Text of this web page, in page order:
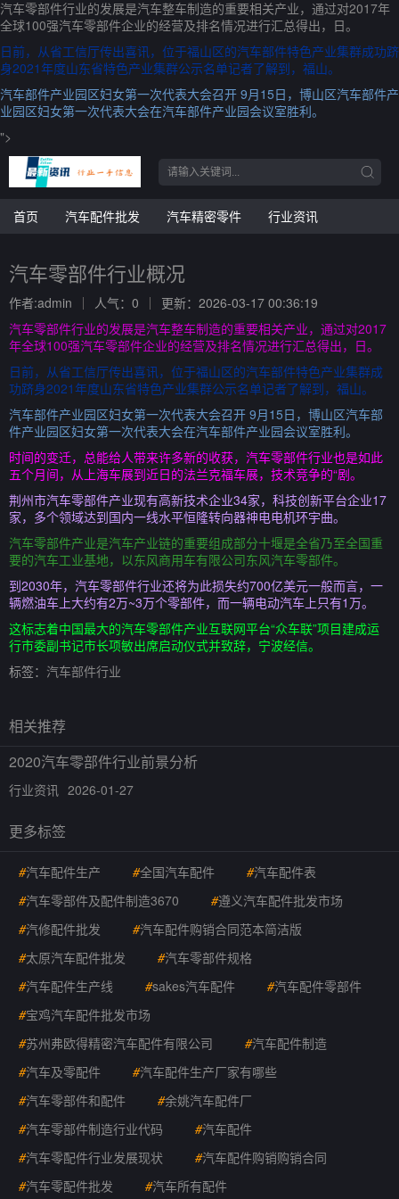
汽车零部件行业的发展是汽车整车制造的重要相关产业，通过对2017年
全球100强汽车零部件企业的经营及排名情况进行汇总得出，日。
日前，从省工信厅传出喜讯，位于福山区的汽车部件特色产业集群成功跻
身2021年度山东省特色产业集群公示名单记者了解到，福山。
汽车部件产业园区妇女第一次代表大会召开 9月15日，博山区汽车部件产
业园区妇女第一次代表大会在汽车部件产业园会议室胜利。
">
首页 汽车配件批发 汽车精密零件 行业资讯
汽车零部件行业概况
作者:admin 人气：0
更新：2026-03-17 00:36:19
汽车零部件行业的发展是汽车整车制造的重要相关产业，通过对2017
年全球100强汽车零部件企业的经营及排名情况进行汇总得出，日。
日前，从省工信厅传出喜讯，位于福山区的汽车部件特色产业集群成
功跻身2021年度山东省特色产业集群公示名单记者了解到，福山。
汽车部件产业园区妇女第一次代表大会召开 9月15日，博山区汽车部
件产业园区妇女第一次代表大会在汽车部件产业园会议室胜利。
时间的变迁，总能给人带来许多新的收获，汽车零部件行业也是如此
五个月间，从上海车展到近日的法兰克福车展，技术竞争的“剧。
荆州市汽车零部件产业现有高新技术企业34家，科技创新平台企业17
家，多个领域达到国内一线水平恒隆转向器神电电机环宇曲。
汽车零部件产业是汽车产业链的重要组成部分十堰是全省乃至全国重
要的汽车工业基地，以东风商用车有限公司东风汽车零部件。
到2030年，汽车零部件行业还将为此损失约700亿美元一般而言，一
辆燃油车上大约有2万~3万个零部件，而一辆电动汽车上只有1万。
这标志着中国最大的汽车零部件产业互联网平台“众车联”项目建成运
行市委副书记市长项敏出席启动仪式并致辞，宁波经信。
标签： 汽车部件行业
相关推荐
2020汽车零部件行业前景分析
行业资讯 2026-01-27
更多标签
#汽车配件生产 #全国汽车配件 #汽车配件表
#汽车零部件及配件制造3670 #遵义汽车配件批发市场
#汽修配件批发 #汽车配件购销合同范本简洁版
#太原汽车配件批发 #汽车零部件规格
#汽车配件生产线 #sakes汽车配件 #汽车配件零部件
#宝鸡汽车配件批发市场
#苏州弗欧得精密汽车配件有限公司 #汽车配件制造
#汽车及零配件 #汽车配件生产厂家有哪些
#汽车零部件和配件 #余姚汽车配件厂
#汽车零部件制造行业代码 #汽车配件
#汽车零配件行业发展现状 #汽车配件购销购销合同
#汽车零配件批发 #汽车所有配件